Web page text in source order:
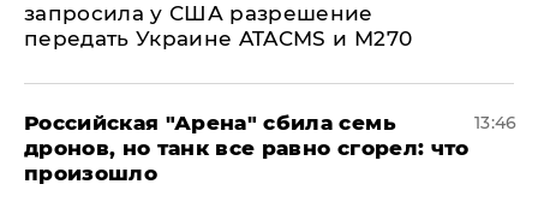
запросила у США разрешение
передать Украине ATACMS и M270
​Российская "Арена" сбила семь
дронов, но танк все равно сгорел: что
произошло
13:46